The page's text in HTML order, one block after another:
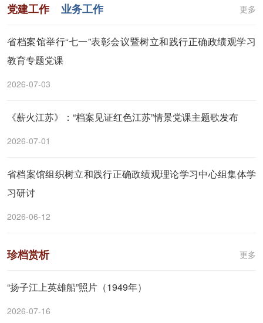
党建工作 业务工作 更多
省档案馆举行“七一”表彰会议暨树立和践行正确政绩观学习
教育专题党课
2026-07-03
《薪火江苏》：“档案见证红色江苏”情景党课主题歌发布
2026-07-01
省档案馆组织树立和践行正确政绩观理论学习中心组集体学
习研讨
2026-06-12
珍档赏析 更多
“扬子江上英雄船”照片（1949年）
2026-07-16